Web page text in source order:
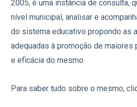
2005, é uma instância de consulta,
nível municipal, analisar e
do sistema educativo propondo as
adequadas à promoção de
e eficácia do mesmo.
Para saber tudo sobre o mesmo,